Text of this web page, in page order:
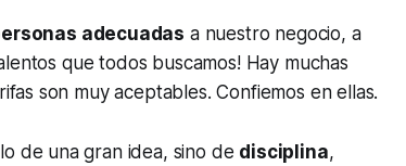
adecuadas a nuestro negocio, a
que todos buscamos! Hay muchas
son muy aceptables. Confiemos en ellas.
de una gran idea, sino de disciplina,